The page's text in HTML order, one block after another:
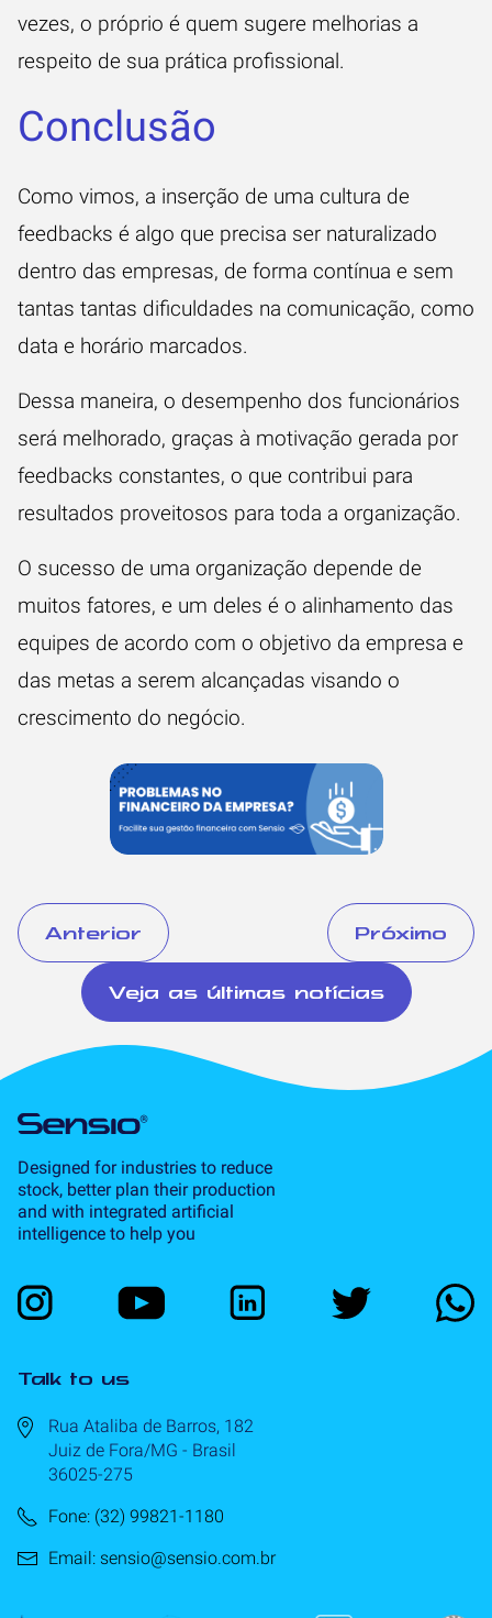
vezes, o próprio é quem sugere melhorias a
respeito de sua prática profissional.
Conclusão
Como vimos, a inserção de uma cultura de
feedbacks é algo que precisa ser naturalizado
dentro das empresas, de forma contínua e sem
tantas tantas dificuldades na comunicação, como
data e horário marcados.
Dessa maneira, o desempenho dos funcionários
será melhorado, graças à motivação gerada por
feedbacks constantes, o que contribui para
resultados proveitosos para toda a organização.
O sucesso de uma organização depende de
muitos fatores, e um deles é o alinhamento das
equipes de acordo com o objetivo da empresa e
das metas a serem alcançadas visando o
crescimento do negócio.
Anterior Próximo
Veja as últimas notícias
Designed for industries to reduce
stock, better plan their production
and with integrated artificial
intelligence to help you
Talk to us
Rua Ataliba de Barros, 182
Juiz de Fora/MG - Brasil
36025-275
Fone: (32) 99821-1180
Email: sensio@sensio.com.br